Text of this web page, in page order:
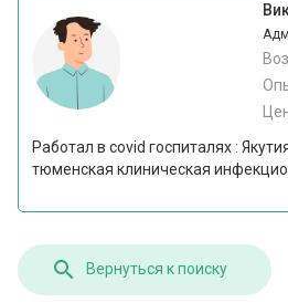
Работал в covid госпиталях :
тюменская клиническая
Вернуться к поиску